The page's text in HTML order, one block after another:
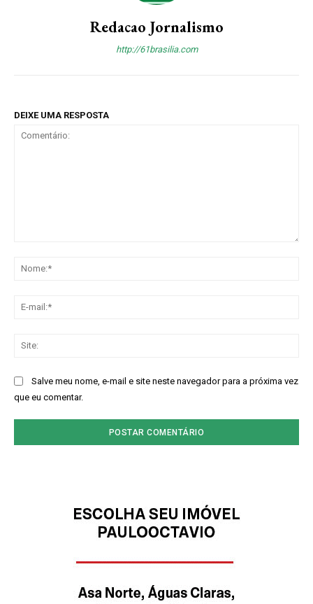
Redacao Jornalismo
http://61brasilia.com
DEIXE UMA RESPOSTA
Salve meu nome, e-mail e site neste navegador para a próxima vez
que eu comentar.